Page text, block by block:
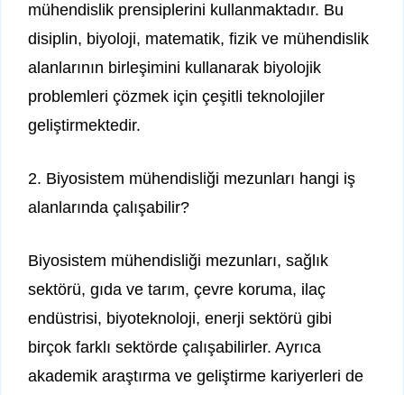
mühendislik prensiplerini kullanmaktadır. Bu
disiplin, biyoloji, matematik, fizik ve mühendislik
alanlarının birleşimini kullanarak biyolojik
problemleri çözmek için çeşitli teknolojiler
geliştirmektedir.
2. Biyosistem mühendisliği mezunları hangi iş
alanlarında çalışabilir?
Biyosistem mühendisliği mezunları, sağlık
sektörü, gıda ve tarım, çevre koruma, ilaç
endüstrisi, biyoteknoloji, enerji sektörü gibi
birçok farklı sektörde çalışabilirler. Ayrıca
akademik araştırma ve geliştirme kariyerleri de